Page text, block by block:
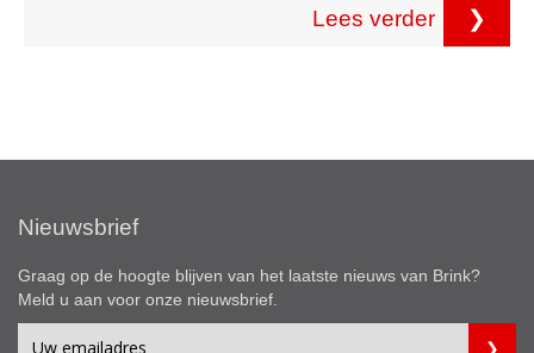
Lees verder ❯
Nieuwsbrief
Graag op de hoogte blijven van het laatste nieuws van Brink?
Meld u aan voor onze nieuwsbrief.